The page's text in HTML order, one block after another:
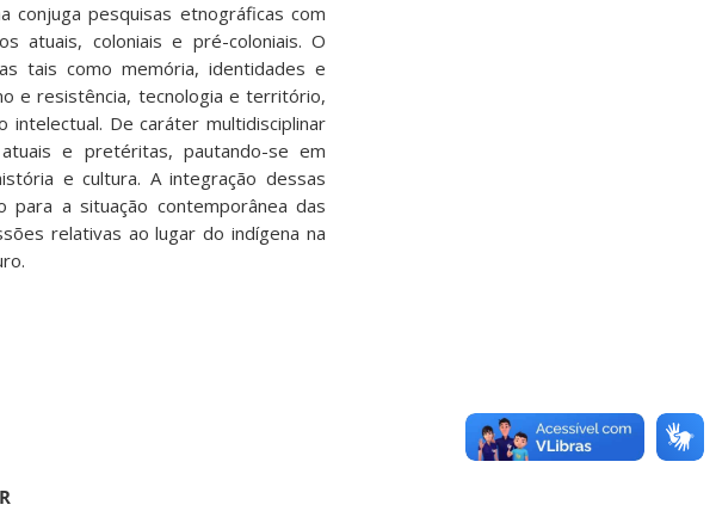
conjuga pesquisas etnográficas com
atuais, coloniais e pré-coloniais. O
tais como memória, identidades e
e resistência, tecnologia e território,
intelectual. De caráter multidisciplinar
e pretéritas, pautando-se em
e cultura. A integração dessas
a situação contemporânea das
relativas ao lugar do indígena na